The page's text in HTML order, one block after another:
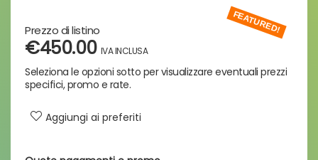
FEATURED!
€450.00
Aggiungi ai preferiti